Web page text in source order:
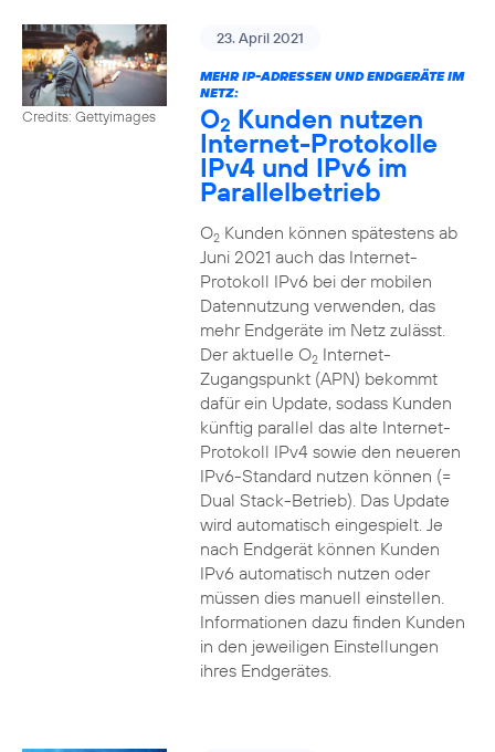
Credits: Gettyimages
23. April 2021
MEHR IP-ADRESSEN UND ENDGERÄTE IM
NETZ:
O2 Kunden nutzen
Internet-Protokolle
IPv4 und IPv6 im
Parallelbetrieb
O2Kunden können spätestens ab
Juni 2021 auch das Internet-
Protokoll IPv6 bei der mobilen
Datennutzung verwenden, das
mehr Endgeräte im Netz zulässt.
Der aktuelle O2Internet-
Zugangspunkt (APN) bekommt
dafür ein Update, sodass Kunden
künftig parallel das alte Internet-
Protokoll IPv4 sowie den neueren
IPv6-Standard nutzen können (=
Dual Stack-Betrieb). Das Update
wird automatisch eingespielt. Je
nach Endgerät können Kunden
IPv6 automatisch nutzen oder
müssen dies manuell einstellen.
Informationen dazu finden Kunden
in den jeweiligen Einstellungen
ihres Endgerätes.